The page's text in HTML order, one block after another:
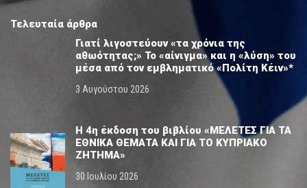
Τελευταία άρθρα
Γιατί λιγοστεύουν «τα χρόνια της
αθωότητας;» Το «αίνιγμα» και η «λύση» του
μέσα από τον εμβληματικό «Πολίτη Κέιν»*
3 Αυγούστου 2026
Η 4η έκδοση του βιβλίου «ΜΕΛΕΤΕΣ ΓΙΑ ΤΑ
ΕΘΝΙΚΑ ΘΕΜΑΤΑ ΚΑΙ ΓΙΑ ΤΟ ΚΥΠΡΙΑΚΟ
ΖΗΤΗΜΑ»
30 Ιουλίου 2026